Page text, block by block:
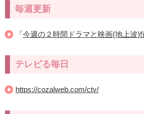
毎週更新
「今週の２時間ドラマと映画(地上波)
テレビる毎日
https://cozalweb.com/ctv/